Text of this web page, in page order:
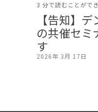
3 分で読むことができ
【告知】
の共催セミ
す
2026年 3月 17日